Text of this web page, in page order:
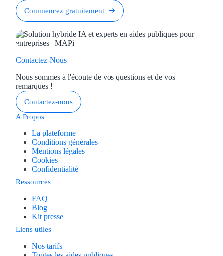
Commencez gratuitement
Contactez-Nous
Nous sommes à l'écoute de vos questions et de vos
remarques !
Contactez-nous
A Propos
La plateforme
Conditions générales
Mentions légales
Cookies
Confidentialité
Ressources
FAQ
Blog
Kit presse
Liens utiles
Nos tarifs